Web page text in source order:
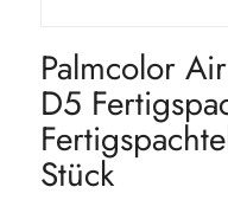
Palmcolor
D5
Stück